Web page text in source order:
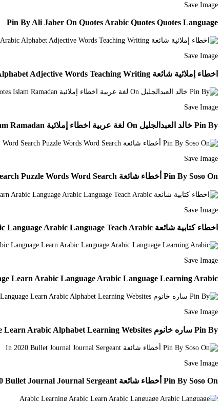
Save Image
Pin By Ali Jaber On Quotes Arabic Quotes Quotes Language
Save Image
اخطاء إملائية شائعة Learn Arabic Alphabet Adjective Words Teaching Writing
Save Image
Pin By خالد العبدالجليل On لغة عربية اخطاء إملائية Islamic Quotes Islam Ramadan
Save Image
Pin By Soso On أخطاء شائعة Word Search Puzzle Words Word Search
Save Image
اخطاء كتابية شائعة Learn Arabic Language Arabic Language Teach Arabic
Save Image
Learn Arabic Language Arabic Language Learning Arabic
Save Image
Pin By ساره خانوم On Yyy Learn Arabic Language Learn Arabic Alphabet Learning Websites
Save Image
Pin By Soso On أخطاء شائعة In 2020 Bullet Journal Journal Sergeant